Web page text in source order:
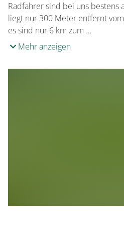
Radfahrer sind bei uns bestens
liegt nur 300 Meter entfernt
es sind nur 6 km zum …
Mehr anzeigen